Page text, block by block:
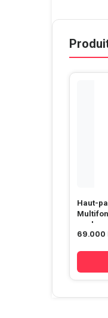
Haut-
poche
mobile
69.000